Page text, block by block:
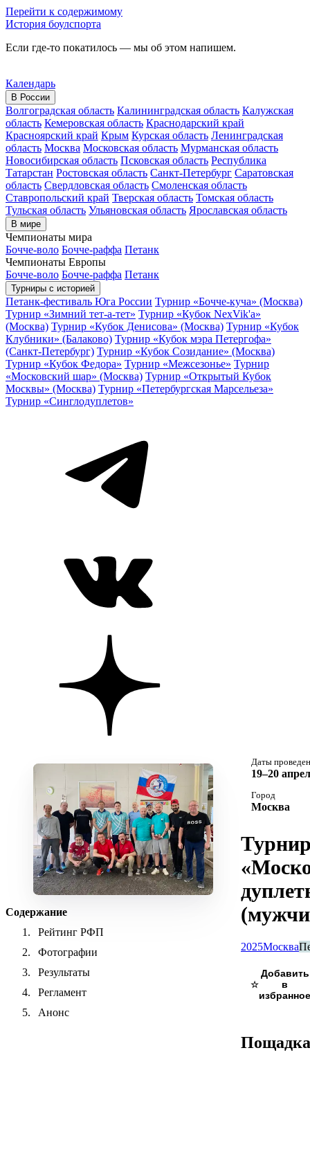
Перейти к содержимому
История боулспорта
Если где-то покатилось — мы об этом напишем.
Календарь
В России
Волгоградская область Калининградская область Калужская
область Кемеровская область Краснодарский край
Красноярский край Крым Курская область Ленинградская
область Москва Московская область Мурманская область
Новосибирская область Псковская область Республика
Татарстан Ростовская область Санкт-Петербург Саратовская
область Свердловская область Смоленская область
Ставропольский край Тверская область Томская область
Тульская область Ульяновская область Ярославская область
В мире
Чемпионаты мира
Бочче-воло Бочче-раффа Петанк
Чемпионаты Европы
Бочче-воло Бочче-раффа Петанк
Турниры с историей
Петанк-фестиваль Юга России Турнир «Бочче-куча» (Москва)
Турнир «Зимний тет-а-тет» Турнир «Кубок NexVik'a»
(Москва) Турнир «Кубок Денисова» (Москва) Турнир «Кубок
Клубники» (Балаково) Турнир «Кубок мэра Петергофа»
(Санкт-Петербург) Турнир «Кубок Созидание» (Москва)
Турнир «Кубок Федора» Турнир «Межсезонье» Турнир
«Московский шар» (Москва) Турнир «Открытый Кубок
Москвы» (Москва) Турнир «Петербургская Марсельеза»
Турнир «Синглодуплетов»
Содержание
Рейтинг РФП
Фотографии
Результаты
Регламент
Анонс
Даты
19–20
Город
Москва
2025Москва
☆
Пощадка